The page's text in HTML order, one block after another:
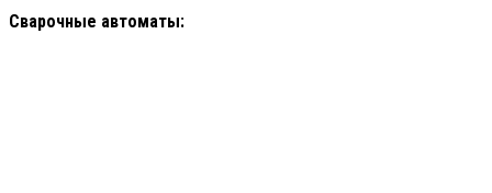
Сварочные автоматы: